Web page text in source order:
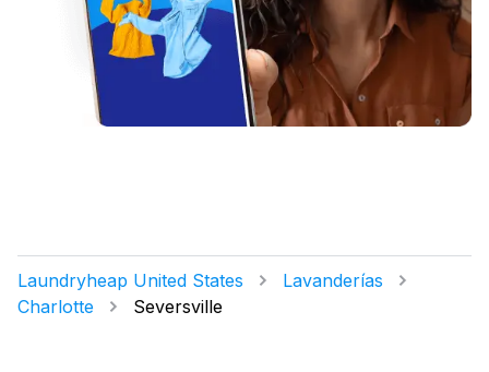
Laundryheap United States
Lavanderías
Charlotte
Seversville